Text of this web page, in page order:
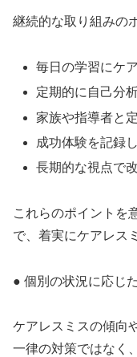
継続的な取り組みの
毎日の学習にケ
定期的に自己分
家族や指導者と
成功体験を記録
長期的な視点で
これらのポイントを
で、着実にケアレス
● 個別の状況に応じ
ケアレスミスの傾向
一律の対策ではなく